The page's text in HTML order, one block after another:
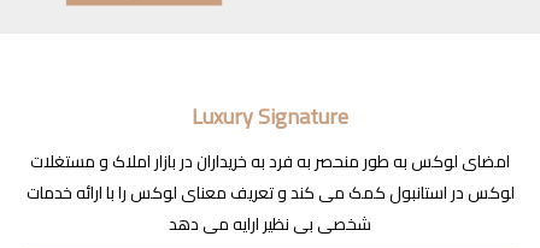
Luxury Signature
امضای لوکس به طور منحصر به فرد به خریداران در بازار املاک و مستغلات
لوکس در استانبول کمک می کند و تعریف معنای لوکس را با ارائه خدمات
شخصی بی نظیر ارایه می دهد